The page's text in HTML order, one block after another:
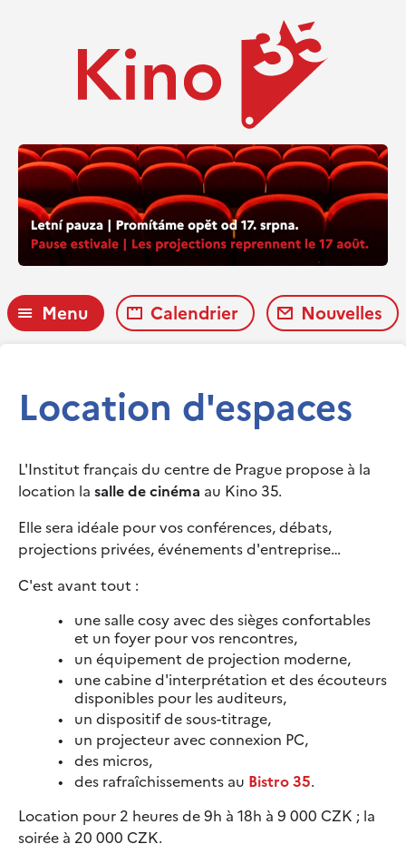
Menu Calendrier Nouvelles
Location d'espaces
L'Institut français du centre de Prague propose à la
location la salle de cinéma au Kino 35.
Elle sera idéale pour vos conférences, débats,
projections privées, événements d'entreprise…
C'est avant tout :
une salle cosy avec des sièges confortables
et un foyer pour vos rencontres,
un équipement de projection moderne,
une cabine d'interprétation et des écouteurs
disponibles pour les auditeurs,
un dispositif de sous-titrage,
un projecteur avec connexion PC,
des micros,
des rafraîchissements au Bistro 35.
Location pour 2 heures de 9h à 18h à 9 000 CZK ; la
soirée à 20 000 CZK.